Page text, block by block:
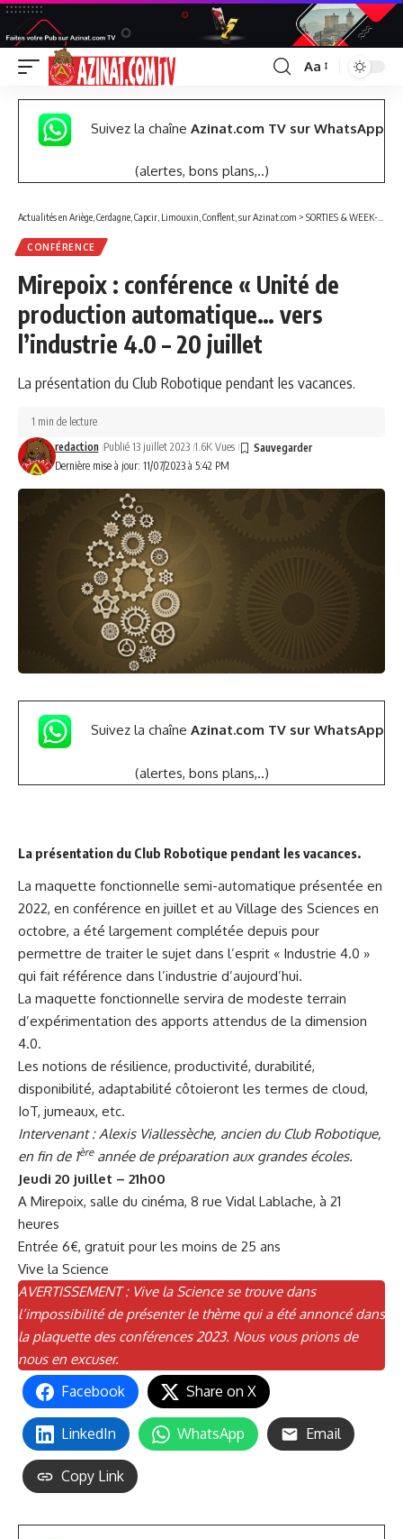
Font
Resizer
Aa
Suivez la chaîne Azinat.com TV sur WhatsApp
(alertes, bons plans,..)
Actualités en Ariège, Cerdagne, Capcir, Limouxin, Conflent, sur Azinat.com > SORTIES & WEEK-END
CONFÉRENCE
Mirepoix : conférence « Unité de
production automatique… vers
l’industrie 4.0 – 20 juillet
La présentation du Club Robotique pendant les vacances.
Dernière mise à jour: 11/07/2023 à 5:42 PM
redaction Publié 13 juillet 2023 1.6K Vues
1 min de lecture
Suivez la chaîne Azinat.com TV sur WhatsApp
(alertes, bons plans,..)
La présentation du Club Robotique pendant les vacances.
La maquette fonctionnelle semi-automatique présentée en
2022, en conférence en juillet et au Village des Sciences en
octobre, a été largement complétée depuis pour
permettre de traiter le sujet dans l’esprit « Industrie 4.0 »
qui fait référence dans l’industrie d’aujourd’hui.
La maquette fonctionnelle servira de modeste terrain
d’expérimentation des apports attendus de la dimension
4.0.
Les notions de résilience, productivité, durabilité,
disponibilité, adaptabilité côtoieront les termes de cloud,
IoT, jumeaux, etc.
Intervenant : Alexis Viallessèche, ancien du Club Robotique,
en fin de 1èreannée de préparation aux grandes écoles.
Jeudi 20 juillet – 21h00
A Mirepoix, salle du cinéma, 8 rue Vidal Lablache, à 21
heures
Entrée 6€, gratuit pour les moins de 25 ans
Vive la Science
AVERTISSEMENT : Vive la Science se trouve dans
l’impossibilité de présenter le thème qui a été annoncé dans
la plaquette des conférences 2023. Nous vous prions de
nous en excuser.
Facebook Share on X
LinkedIn WhatsApp Email
Copy Link